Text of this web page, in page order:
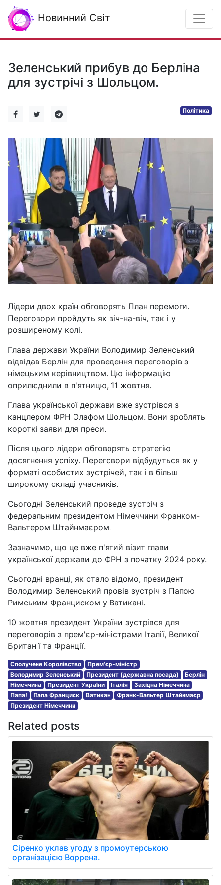
Новинний Світ
Зеленський прибув до Берліна
для зустрічі з Шольцом.
Політика
Лідери двох країн обговорять План перемоги.
Переговори пройдуть як віч-на-віч, так і у
розширеному колі.
Глава держави України Володимир Зеленський
відвідав Берлін для проведення переговорів з
німецьким керівництвом. Цю інформацію
оприлюднили в п'ятницю, 11 жовтня.
Глава української держави вже зустрівся з
канцлером ФРН Олафом Шольцом. Вони зроблять
короткі заяви для преси.
Після цього лідери обговорять стратегію
досягнення успіху. Переговори відбудуться як у
форматі особистих зустрічей, так і в більш
широкому складі учасників.
Сьогодні Зеленський проведе зустріч з
федеральним президентом Німеччини Франком-
Вальтером Штайнмаєром.
Зазначимо, що це вже п'ятий візит глави
української держави до ФРН з початку 2024 року.
Сьогодні вранці, як стало відомо, президент
Володимир Зеленський провів зустріч з Папою
Римським Франциском у Ватикані.
10 жовтня президент України зустрівся для
переговорів з прем'єр-міністрами Італії, Великої
Британії та Франції.
Сполучене Королівство
Прем'єр-міністр
Володимир Зеленський
Президент (державна посада)
Берлін
Німеччина
Президент України Італія
Західна Німеччина
Папа!
Папа Франциск Ватикан
Франк-Вальтер Штайнмаєр
Президент Німеччини
Related posts
Сіренко уклав угоду з промоутерською
організацією Воррена.